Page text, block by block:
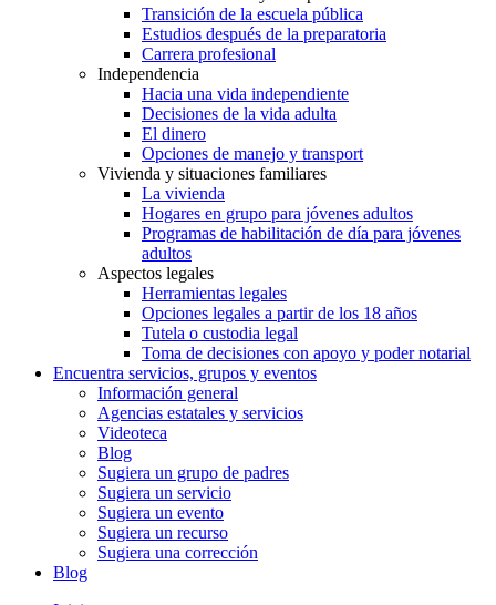
Transición de la escuela pública
Estudios después de la preparatoria
Carrera profesional
Independencia
Hacia una vida independiente
Decisiones de la vida adulta
El dinero
Opciones de manejo y transport
Vivienda y situaciones familiares
La vivienda
Hogares en grupo para jóvenes adultos
Programas de habilitación de día para jóvenes
adultos
Aspectos legales
Herramientas legales
Opciones legales a partir de los 18 años
Tutela o custodia legal
Toma de decisiones con apoyo y poder notarial
Encuentra servicios, grupos y eventos
Información general
Agencias estatales y servicios
Videoteca
Blog
Sugiera un grupo de padres
Sugiera un servicio
Sugiera un evento
Sugiera un recurso
Sugiera una corrección
Blog